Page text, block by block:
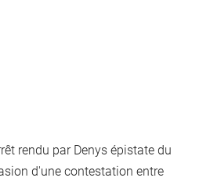
rendu par Denys épistate du
d'une contestation entre